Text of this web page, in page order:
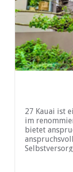
27 Kauai ist
im
bietet